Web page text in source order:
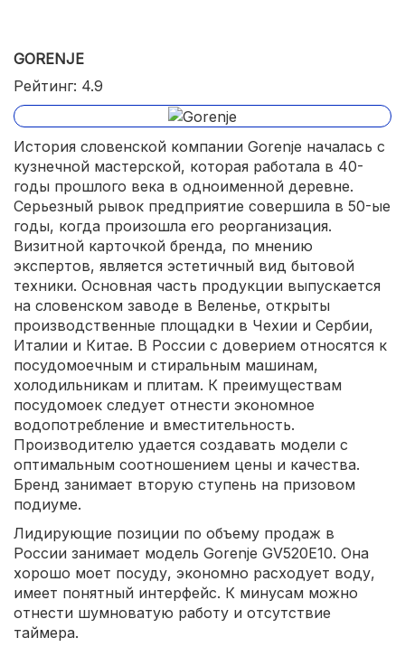
GORENJE
Рейтинг: 4.9
История словенской компании Gorenje началась с
кузнечной мастерской, которая работала в 40-
годы прошлого века в одноименной деревне.
Серьезный рывок предприятие совершила в 50-ые
годы, когда произошла его реорганизация.
Визитной карточкой бренда, по мнению
экспертов, является эстетичный вид бытовой
техники. Основная часть продукции выпускается
на словенском заводе в Веленье, открыты
производственные площадки в Чехии и Сербии,
Италии и Китае. В России с доверием относятся к
посудомоечным и стиральным машинам,
холодильникам и плитам. К преимуществам
посудомоек следует отнести экономное
водопотребление и вместительность.
Производителю удается создавать модели с
оптимальным соотношением цены и качества.
Бренд занимает вторую ступень на призовом
подиуме.
Лидирующие позиции по объему продаж в
России занимает модель Gorenje GV520E10. Она
хорошо моет посуду, экономно расходует воду,
имеет понятный интерфейс. К минусам можно
отнести шумноватую работу и отсутствие
таймера.